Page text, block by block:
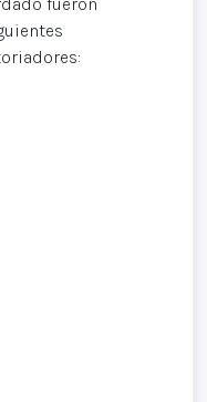
fueron